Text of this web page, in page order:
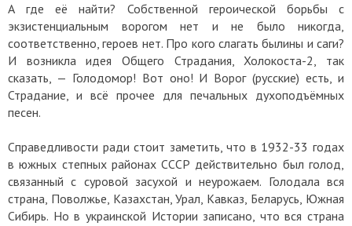
А где её найти? Собственной героической борьбы с
экзистенциальным ворогом нет и не было никогда,
соответственно, героев нет. Про кого слагать былины и саги?
И возникла идея Общего Страдания, Холокоста-2, так
сказать, — Голодомор! Вот оно! И Ворог (русские) есть, и
Страдание, и всё прочее для печальных духоподъёмных
песен.
Справедливости ради стоит заметить, что в 1932-33 годах
в южных степных районах СССР действительно был голод,
связанный с суровой засухой и неурожаем. Голодала вся
страна, Поволжье, Казахстан, Урал, Кавказ, Беларусь, Южная
Сибирь. Но в украинской Истории записано, что вся страна